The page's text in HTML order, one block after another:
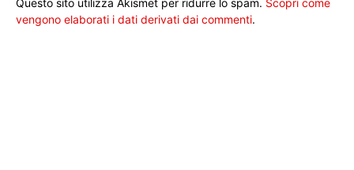
Questo sito utilizza Akismet per ridurre lo spam. Scopri come
vengono elaborati i dati derivati dai commenti.